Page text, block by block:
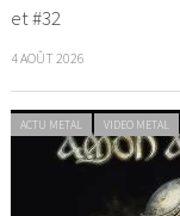
et #32
4 AOÛT 2026
ACTU METAL VIDEO METAL